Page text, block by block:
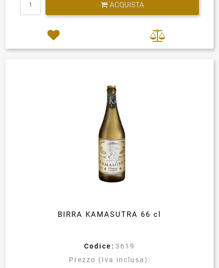
ACQUISTA
BIRRA KAMASUTRA 66 cl
Codice: 3619
Prezzo (Iva inclusa):